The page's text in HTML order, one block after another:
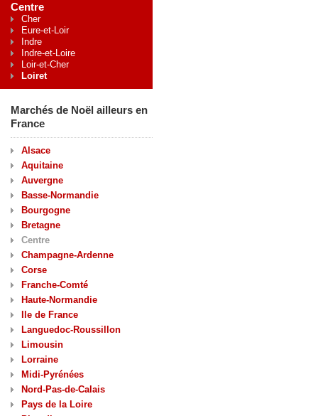
Centre
Cher
Eure-et-Loir
Indre
Indre-et-Loire
Loir-et-Cher
Loiret
Marchés de Noël ailleurs en
France
Alsace
Aquitaine
Auvergne
Basse-Normandie
Bourgogne
Bretagne
Centre
Champagne-Ardenne
Corse
Franche-Comté
Haute-Normandie
Ile de France
Languedoc-Roussillon
Limousin
Lorraine
Midi-Pyrénées
Nord-Pas-de-Calais
Pays de la Loire